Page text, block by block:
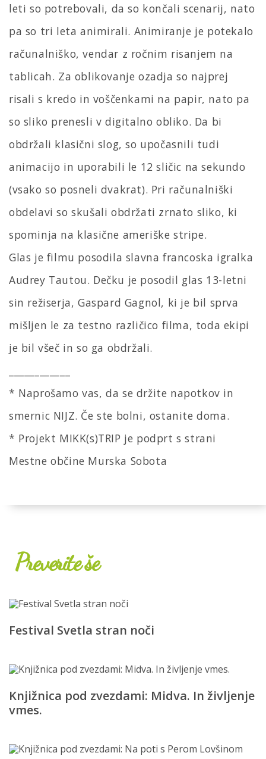
leti so potrebovali, da so končali scenarij, nato
pa so tri leta animirali. Animiranje je potekalo
računalniško, vendar z ročnim risanjem na
tablicah. Za oblikovanje ozadja so najprej
risali s kredo in voščenkami na papir, nato pa
so sliko prenesli v digitalno obliko. Da bi
obdržali klasični slog, so upočasnili tudi
animacijo in uporabili le 12 sličic na sekundo
(vsako so posneli dvakrat). Pri računalniški
obdelavi so skušali obdržati zrnato sliko, ki
spominja na klasične ameriške stripe.
Glas je filmu posodila slavna francoska igralka
Audrey Tautou. Dečku je posodil glas 13-letni
sin režiserja, Gaspard Gagnol, ki je bil sprva
mišljen le za testno različico filma, toda ekipi
je bil všeč in so ga obdržali.
* Naprošamo vas, da se držite napotkov in
smernic NIJZ. Če ste bolni, ostanite doma.
* Projekt MIKK(s)TRIP je podprt s strani
Mestne občine Murska Sobota
Preverite še
Festival Svetla stran noči
Knjižnica pod zvezdami: Midva. In življenje
vmes.